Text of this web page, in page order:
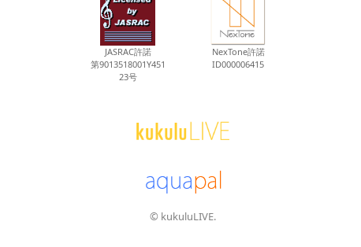
JASRAC許諾
第9013518001Y451
23号
NexTone許諾
ID000006415
© kukuluLIVE.